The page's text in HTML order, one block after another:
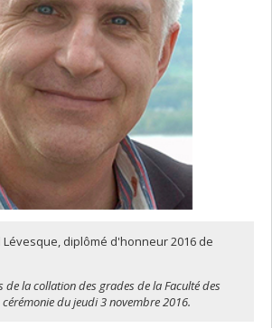
Lévesque, diplômé d'honneur 2016 de
la collation des grades de la Faculté des
du jeudi 3 novembre 2016.